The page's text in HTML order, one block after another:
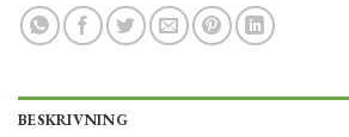
BESKRIVNING